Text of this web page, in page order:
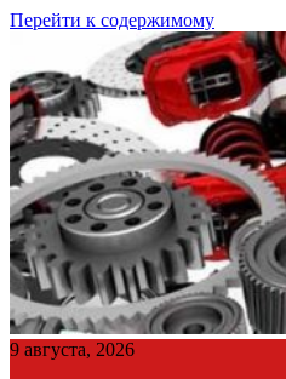
Перейти к содержимому
9 августа, 2026